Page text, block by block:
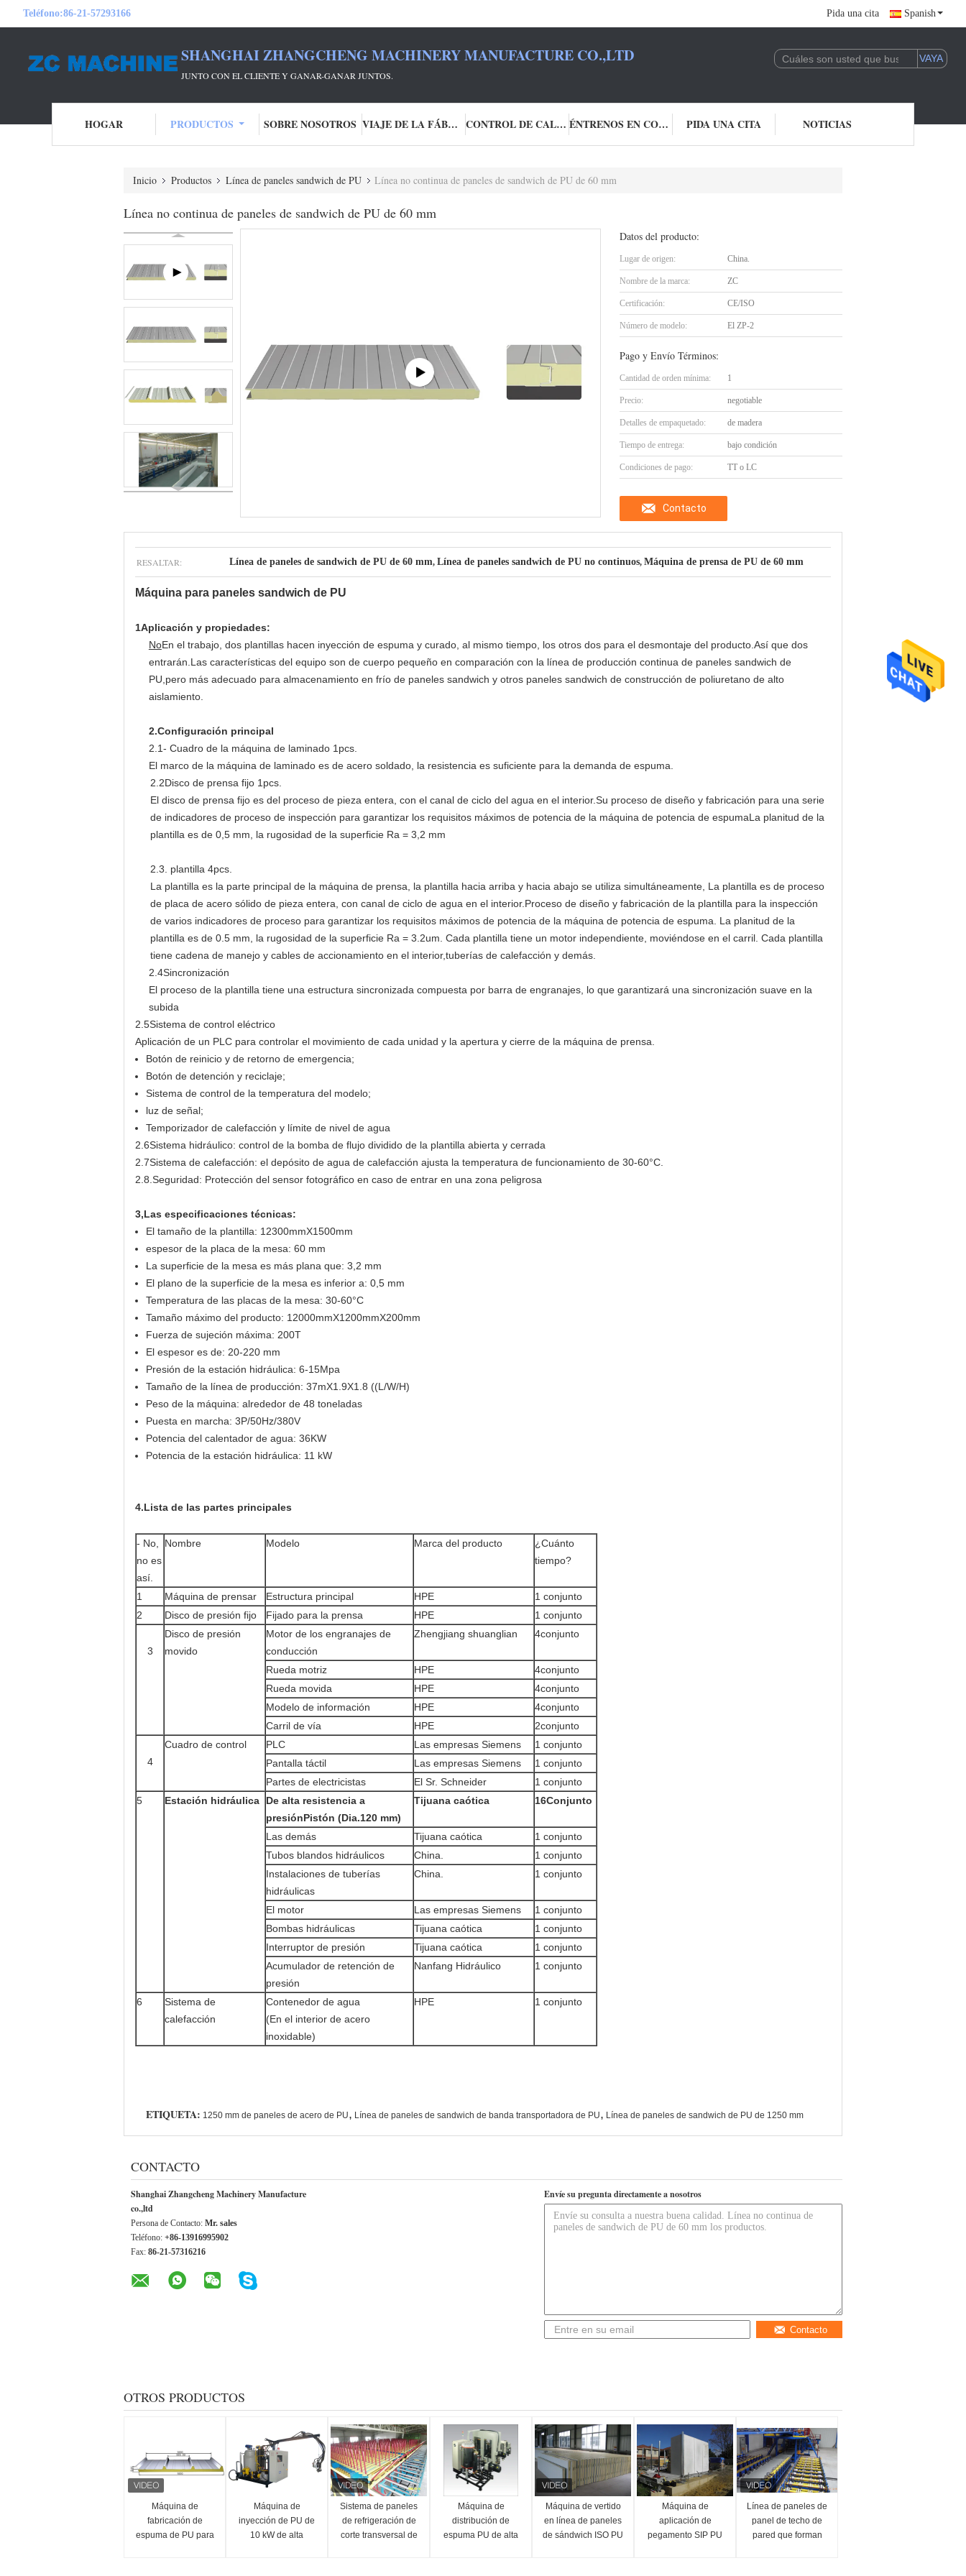
Teléfono:86-21-57293166 Pida una cita Spanish
SHANGHAI ZHANGCHENG MACHINERY MANUFACTURE CO.,LTD
JUNTO CON EL CLIENTE Y GANAR-GANAR JUNTOS.
HOGAR PRODUCTOS SOBRE NOSOTROS VIAJE DE LA FÁBRICA CONTROL DE CALIDAD ÉNTRENOS EN CONTACTO CON PIDA UNA CITA NOTICIAS
Inicio Productos Línea de paneles sandwich de PU Línea no continua de paneles de sandwich de PU de 60 mm
Línea no continua de paneles de sandwich de PU de 60 mm
Datos del producto:
Lugar de origen: China.
Nombre de la marca: ZC
Certificación: CE/ISO
Número de modelo: El ZP-2
Pago y Envío Términos:
Cantidad de orden mínima: 1
Precio: negotiable
Detalles de empaquetado: de madera
Tiempo de entrega: bajo condición
Condiciones de pago: TT o LC
Contacto
RESALTAR: Línea de paneles de sandwich de PU de 60 mm, Línea de paneles sandwich de PU no continuos, Máquina de prensa de PU de 60 mm
Máquina para paneles sandwich de PU
1Aplicación y propiedades:
NoEn el trabajo, dos plantillas hacen inyección de espuma y curado, al mismo tiempo, los otros dos para el desmontaje del producto.Así que dos
entrarán.Las características del equipo son de cuerpo pequeño en comparación con la línea de producción continua de paneles sandwich de
PU,pero más adecuado para almacenamiento en frío de paneles sandwich y otros paneles sandwich de construcción de poliuretano de alto
aislamiento.
2.Configuración principal
2.1- Cuadro de la máquina de laminado 1pcs.
El marco de la máquina de laminado es de acero soldado, la resistencia es suficiente para la demanda de espuma.
2.2Disco de prensa fijo 1pcs.
El disco de prensa fijo es del proceso de pieza entera, con el canal de ciclo del agua en el interior.Su proceso de diseño y fabricación para una serie
de indicadores de proceso de inspección para garantizar los requisitos máximos de potencia de la máquina de potencia de espumaLa planitud de la
plantilla es de 0,5 mm, la rugosidad de la superficie Ra = 3,2 mm
2.3. plantilla 4pcs.
La plantilla es la parte principal de la máquina de prensa, la plantilla hacia arriba y hacia abajo se utiliza simultáneamente, La plantilla es de proceso
de placa de acero sólido de pieza entera, con canal de ciclo de agua en el interior.Proceso de diseño y fabricación de la plantilla para la inspección
de varios indicadores de proceso para garantizar los requisitos máximos de potencia de la máquina de potencia de espuma. La planitud de la
plantilla es de 0.5 mm, la rugosidad de la superficie Ra = 3.2um. Cada plantilla tiene un motor independiente, moviéndose en el carril. Cada plantilla
tiene cadena de manejo y cables de accionamiento en el interior,tuberías de calefacción y demás.
2.4Sincronización
El proceso de la plantilla tiene una estructura sincronizada compuesta por barra de engranajes, lo que garantizará una sincronización suave en la
subida
2.5Sistema de control eléctrico
Aplicación de un PLC para controlar el movimiento de cada unidad y la apertura y cierre de la máquina de prensa.
Botón de reinicio y de retorno de emergencia;
Botón de detención y reciclaje;
Sistema de control de la temperatura del modelo;
luz de señal;
Temporizador de calefacción y límite de nivel de agua
2.6Sistema hidráulico: control de la bomba de flujo dividido de la plantilla abierta y cerrada
2.7Sistema de calefacción: el depósito de agua de calefacción ajusta la temperatura de funcionamiento de 30-60°C.
2.8.Seguridad: Protección del sensor fotográfico en caso de entrar en una zona peligrosa
3,Las especificaciones técnicas:
El tamaño de la plantilla: 12300mmX1500mm
espesor de la placa de la mesa: 60 mm
La superficie de la mesa es más plana que: 3,2 mm
El plano de la superficie de la mesa es inferior a: 0,5 mm
Temperatura de las placas de la mesa: 30-60°C
Tamaño máximo del producto: 12000mmX1200mmX200mm
Fuerza de sujeción máxima: 200T
El espesor es de: 20-220 mm
Presión de la estación hidráulica: 6-15Mpa
Tamaño de la línea de producción: 37mX1.9X1.8 ((L/W/H)
Peso de la máquina: alrededor de 48 toneladas
Puesta en marcha: 3P/50Hz/380V
Potencia del calentador de agua: 36KW
Potencia de la estación hidráulica: 11 kW
4.Lista de las partes principales
- No,
no es
así.
Nombre Modelo Marca del producto
¿Cuánto
tiempo?
1 Máquina de prensar Estructura principal HPE
1 conjunto
2
Disco de presión fijo Fijado para la prensa HPE 1 conjunto
3
Disco de presión
movido
Motor de los engranajes de
conducción
Zhengjiang shuanglian 4conjunto
Rueda motriz HPE
4conjunto
Rueda movida
HPE
4conjunto
Modelo de información
HPE
4conjunto
Carril de vía
HPE 2conjunto
4
Cuadro de control PLC Las empresas Siemens
1 conjunto
Pantalla táctil
Las empresas Siemens
1 conjunto
Partes de electricistas
El Sr. Schneider
1 conjunto
5
Estación hidráulica
De alta resistencia a
presiónPistón (Dia.120 mm)
Tijuana caótica 16Conjunto
Las demás Tijuana caótica
1 conjunto
Tubos blandos hidráulicos
China.
1 conjunto
Instalaciones de tuberías
hidráulicas
China. 1 conjunto
El motor Las empresas Siemens
1 conjunto
Bombas hidráulicas
Tijuana caótica
1 conjunto
Interruptor de presión
Tijuana caótica
1 conjunto
Acumulador de retención de
presión
Nanfang Hidráulico 1 conjunto
6
Sistema de
calefacción
Contenedor de agua
(En el interior de acero
inoxidable)
HPE 1 conjunto
ETIQUETA: 1250 mm de paneles de acero de PU, Línea de paneles de sandwich de banda transportadora de PU, Línea de paneles de sandwich de PU de 1250 mm
CONTACTO
Shanghai Zhangcheng Machinery Manufacture
co.,ltd
Persona de Contacto: Mr. sales
Teléfono: +86-13916995902
Fax: 86-21-57316216
Envíe su pregunta directamente a nosotros
Contacto
OTROS PRODUCTOS
Máquina de
fabricación de
espuma de PU para
Máquina de
inyección de PU de
10 kW de alta
Sistema de paneles
de refrigeración de
corte transversal de
Máquina de
distribución de
espuma PU de alta
Máquina de vertido
en línea de paneles
de sándwich ISO PU
Máquina de
aplicación de
pegamento SIP PU
Línea de paneles de
panel de techo de
pared que forman